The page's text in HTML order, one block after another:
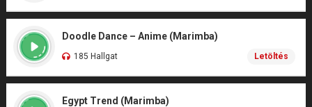
Doodle Dance – Anime (Marimba)
185 Hallgat Letöltés
Egypt Trend (Marimba)